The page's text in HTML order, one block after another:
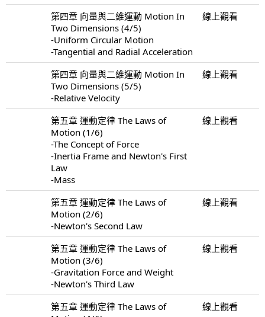
第四章 向量與二維運動 Motion In
Two Dimensions (4/5)
-Uniform Circular Motion
-Tangential and Radial Acceleration
線上觀看
第四章 向量與二維運動 Motion In
Two Dimensions (5/5)
-Relative Velocity
線上觀看
第五章 運動定律 The Laws of
Motion (1/6)
-The Concept of Force
-Inertia Frame and Newton's First
Law
-Mass
線上觀看
第五章 運動定律 The Laws of
Motion (2/6)
-Newton's Second Law
線上觀看
第五章 運動定律 The Laws of
Motion (3/6)
-Gravitation Force and Weight
-Newton's Third Law
線上觀看
第五章 運動定律 The Laws of
線上觀看